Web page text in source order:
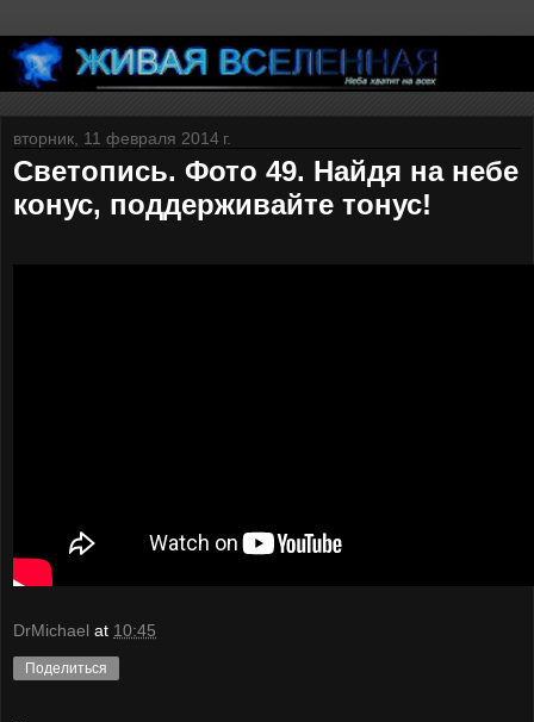
вторник, 11 февраля 2014 г.
Светопись. Фото 49. Найдя на небе
конус, поддерживайте тонус!
DrMichael at 10:45
Поделиться